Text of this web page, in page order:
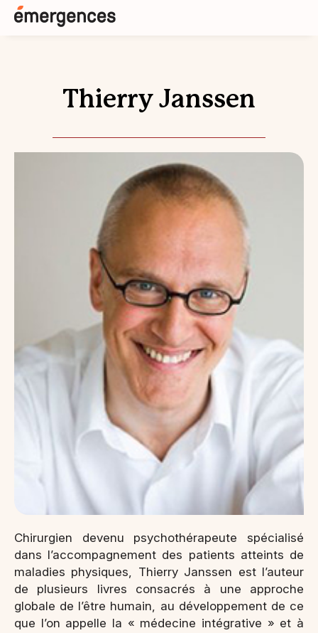
Thierry Janssen
Chirurgien devenu psychothérapeute spécialisé
dans l’accompagnement des patients atteints de
maladies physiques, Thierry Janssen est l’auteur
de plusieurs livres consacrés à une approche
globale de l’être humain, au développement de ce
que l’on appelle la « médecine intégrative » et à